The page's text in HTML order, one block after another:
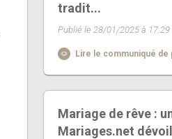
tradit...
Publié le 28/01/2025 à 17:29
Lire le communiqué de
Mariage de rêve :
Mariages.net